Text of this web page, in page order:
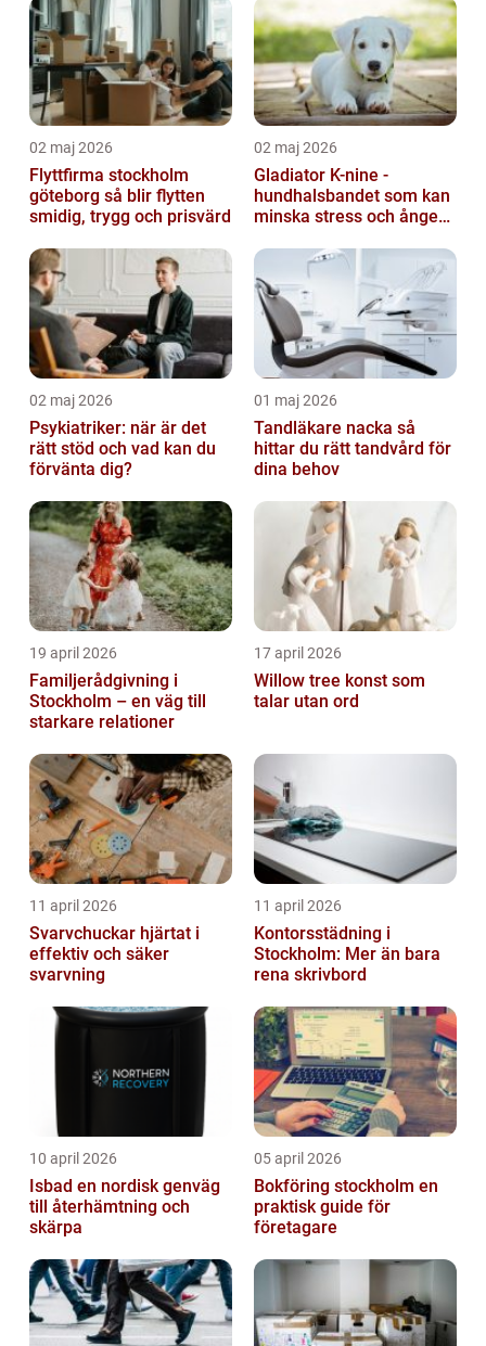
02 maj 2026
Flyttfirma stockholm
göteborg så blir flytten
smidig, trygg och prisvärd
02 maj 2026
Gladiator K-nine -
hundhalsbandet som kan
minska stress och ångest
02 maj 2026
Psykiatriker: när är det
rätt stöd och vad kan du
förvänta dig?
01 maj 2026
Tandläkare nacka så
hittar du rätt tandvård för
dina behov
19 april 2026
Familjerådgivning i
Stockholm – en väg till
starkare relationer
17 april 2026
Willow tree konst som
talar utan ord
11 april 2026
Svarvchuckar hjärtat i
effektiv och säker
svarvning
11 april 2026
Kontorsstädning i
Stockholm: Mer än bara
rena skrivbord
10 april 2026
Isbad en nordisk genväg
till återhämtning och
skärpa
05 april 2026
Bokföring stockholm en
praktisk guide för
företagare